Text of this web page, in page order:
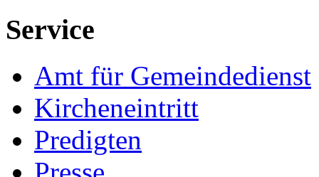
Service
Amt für Gemeindedienst
Kircheneintritt
Predigten